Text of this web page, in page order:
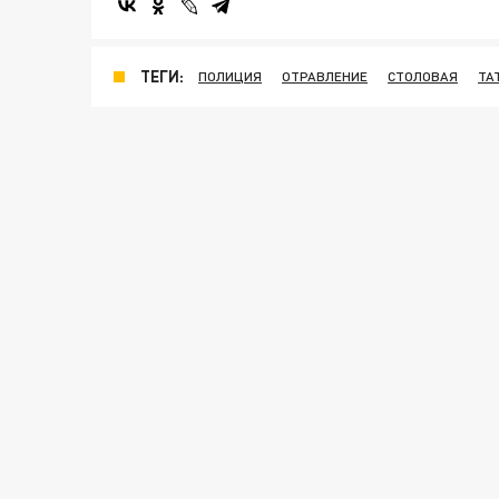
ТЕГИ: ПОЛИЦИЯ ОТРАВЛЕНИЕ СТОЛОВАЯ